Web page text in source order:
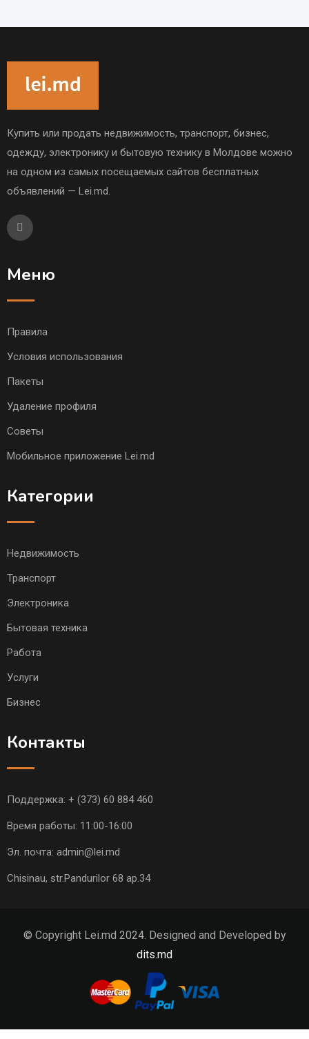
Купить или продать недвижимость, транспорт, бизнес,
одежду, электронику и бытовую технику в Молдове можно
на одном из самых посещаемых сайтов бесплатных
объявлений — Lei.md.
Меню
Правила
Условия использования
Пакеты
Удаление профиля
Советы
Мобильное приложение Lei.md
Категории
Недвижимость
Транспорт
Электроника
Бытовая техника
Работа
Услуги
Бизнес
Контакты
Поддержка: + (373) 60 884 460
Время работы: 11:00-16:00
Эл. почта: admin@lei.md
Chisinau, str.Pandurilor 68 ap.34
© Copyright Lei.md 2024. Designed and Developed by
dits.md